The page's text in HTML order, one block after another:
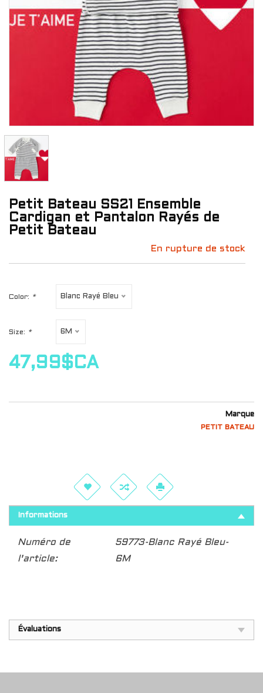
Petit Bateau SS21 Ensemble
Cardigan et Pantalon Rayés de
Petit Bateau
En rupture de stock
Color: * Blanc Rayé Bleu
Size: * 6M
47,99$CA
Marque
PETIT BATEAU
Informations
Numéro de
l'article:
59773-Blanc Rayé Bleu-
6M
Évaluations